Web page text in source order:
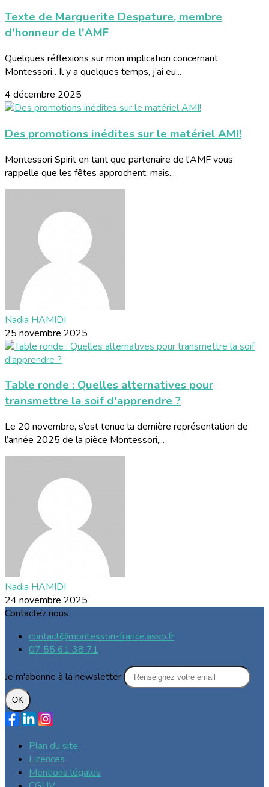
Texte de Marguerite Despature, membre
d'honneur de l'AMF
Quelques réflexions sur mon implication concernant
Montessori…Il y a quelques temps, j’ai eu...
4 décembre 2025
Des promotions inédites sur le matériel AMI!
Montessori Spirit en tant que partenaire de l'AMF vous
rappelle que les fêtes approchent, mais...
Nadia HAMIDI
25 novembre 2025
Table ronde : Quelles alternatives pour
transmettre la soif d'apprendre ?
Le 20 novembre, s’est tenue la dernière représentation de
l’année 2025 de la pièce Montessori,...
Nadia HAMIDI
24 novembre 2025
Contactez nous
contact@montessori-france.asso.fr
07 55 61 38 71
Je m'abonne à la newsletter
OK
Plan du site
Licences
Mentions légales